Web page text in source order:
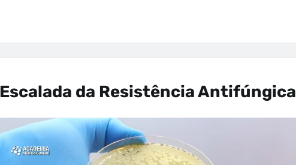
Escalada da Resistência Antifúngica